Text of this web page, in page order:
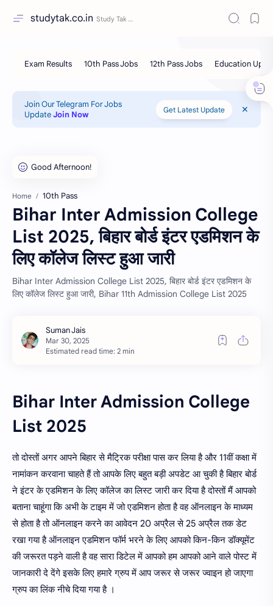
studytak.co.in
Join Our Telegram For Jobs
UpdateJoin Now Get Latest Update
Home 10th Pass
Bihar Inter Admission College
List 2025, बिहार बोर्ड इंटर एडमिशन के
लिए कॉलेज लिस्ट हुआ जारी
Bihar Inter Admission College List 2025, बिहार बोर्ड इंटर एडमिशन के
लिए कॉलेज लिस्ट हुआ जारी, Bihar 11th Admission College List 2025
Estimated read time: 2 min
Bihar Inter Admission College
List 2025
तो दोस्तों अगर आपने बिहार से मैट्रिक परीक्षा पास कर लिया है और 11वीं कक्षा में
नामांकन करवाना चाहते हैं तो आपके लिए बहुत बड़ी अपडेट आ चुकी है बिहार बोर्ड
ने इंटर के एडमिशन के लिए कॉलेज का लिस्ट जारी कर दिया है दोस्तों मैं आपको
बताना चाहूंगा कि अभी के टाइम में जो एडमिशन होता है वह ऑनलाइन के माध्यम
से होता है तो ऑनलाइन करने का आवेदन 20 अप्रैल से 25 अप्रैल तक डेट
रखा गया है ऑनलाइन एडमिशन फॉर्म भरने के लिए आपको किन-किन डॉक्यूमेंट
की जरूरत पड़ने वाली है वह सारा डिटेल में आपको हम आपको आने वाले पोस्ट में
जानकारी दे देंगे इसके लिए हमारे ग्रुप में आप जरूर से जरूर ज्वाइन हो जाएगा
ग्रुप का लिंक नीचे दिया गया है ।